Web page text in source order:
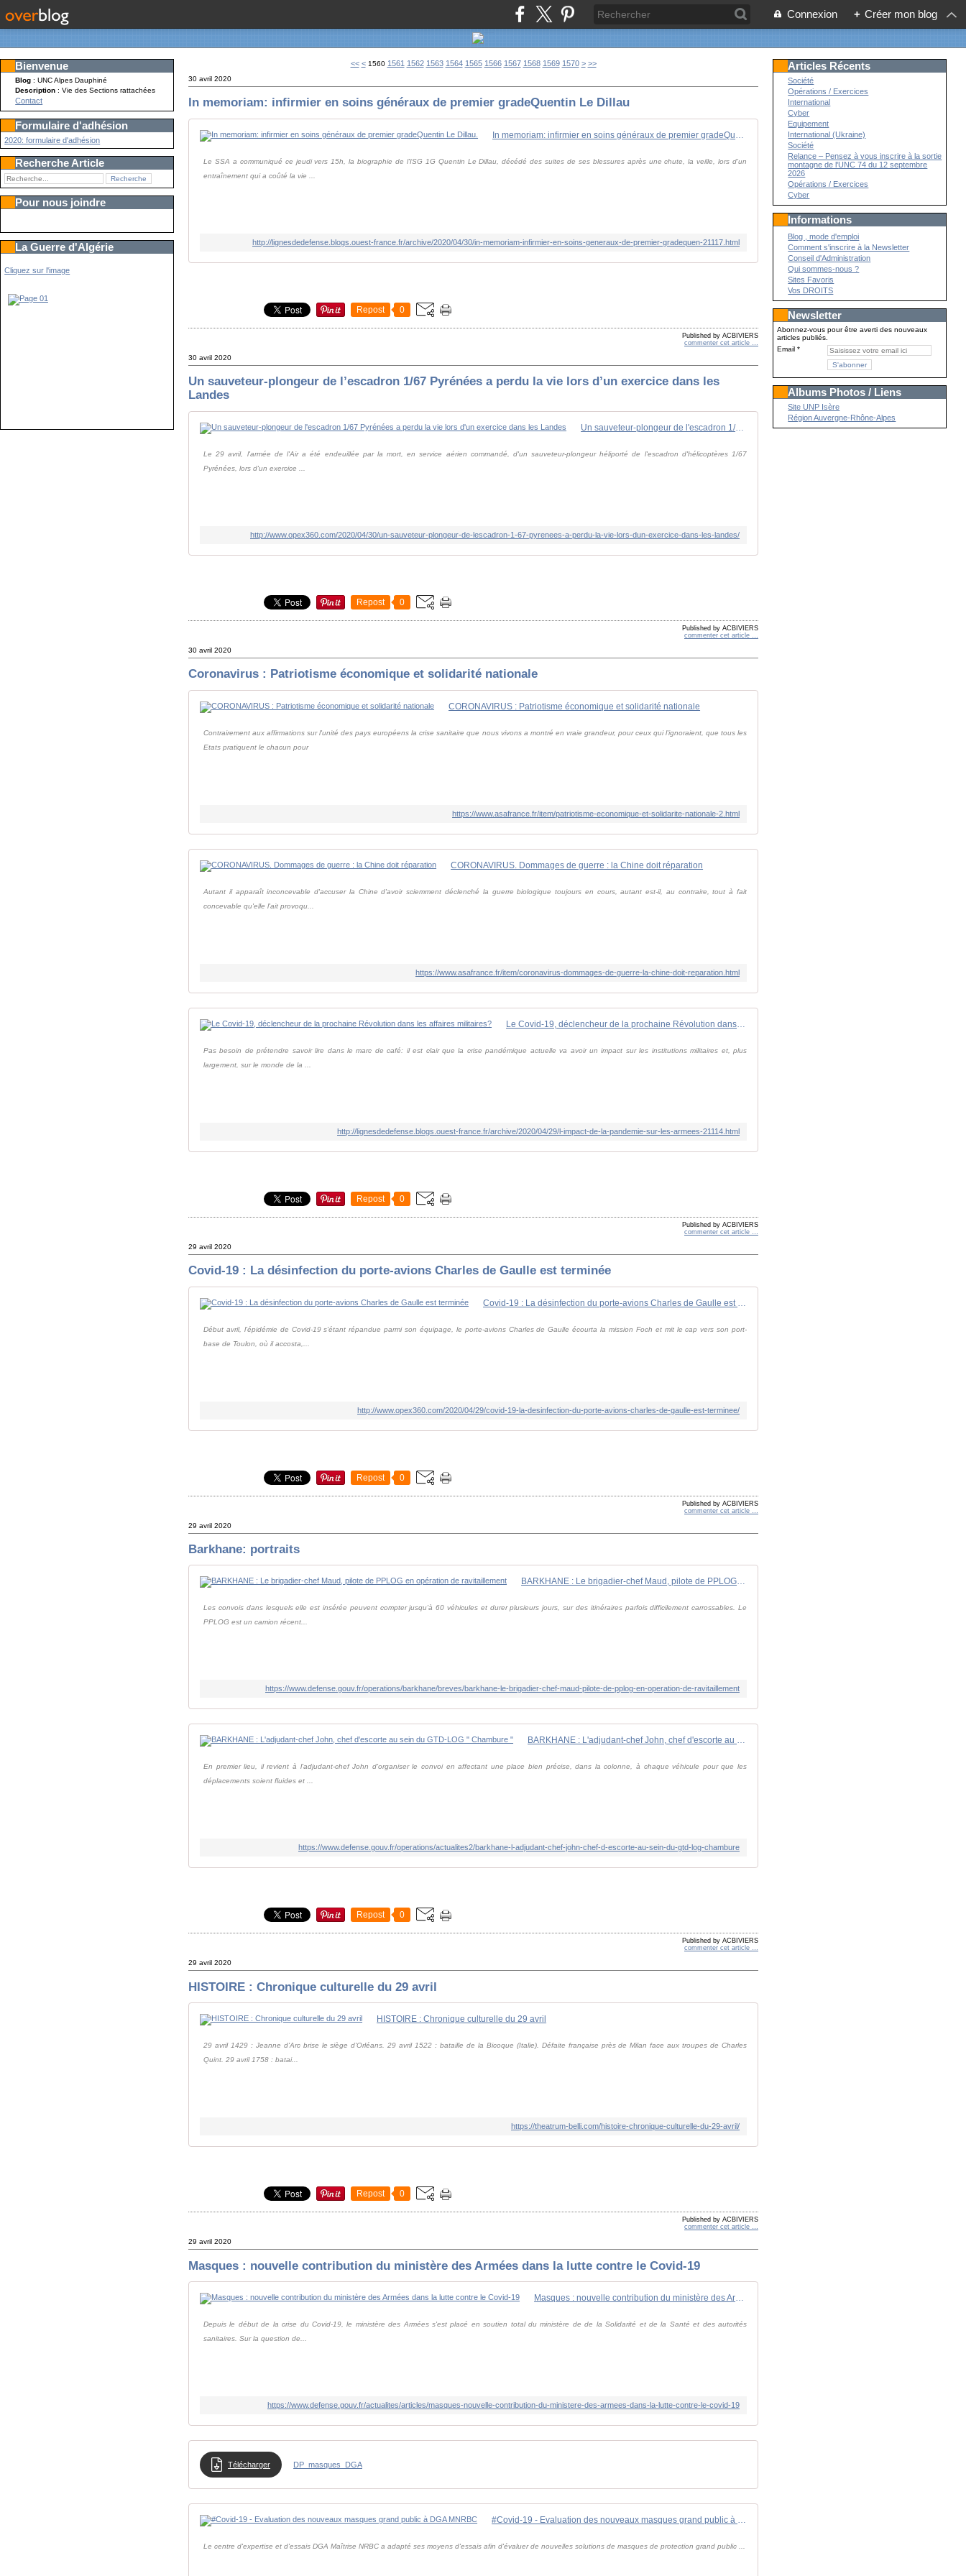
Connexion + Créer mon blog
Bienvenue
Blog : UNC Alpes Dauphiné
Description: Vie des Sections rattachées
Contact
Formulaire d'adhésion
2020: formulaire d'adhésion
Recherche Article
Pour nous joindre
La Guerre d'Algérie
Cliquez sur l'image
<< < 1500
1510
1520
1530
1540
1550
1560 1561 1562 1563 1564 1565 1566 1567 1568 1569 1570 1580
1590
1600
1700
1800
1900
2000
2100
> >>
30 avril 2020
In memoriam: infirmier en soins généraux de premier gradeQuentin Le Dillau
In memoriam: infirmier en soins généraux de premier gradeQuentin Le Dillau.
Le SSA a communiqué ce jeudi vers 15h, la biographie de l'ISG 1G Quentin Le Dillau, décédé des suites de ses blessures après une chute, la veille, lors d'un
entraînement qui a coûté la vie ...
http://lignesdedefense.blogs.ouest-france.fr/archive/2020/04/30/in-memoriam-infirmier-en-soins-generaux-de-premier-gradequen-21117.html
Repost 0
Published by ACBIVIERS
commenter cet article
30 avril 2020
Un sauveteur-plongeur de l’escadron 1/67 Pyrénées a perdu la vie lors d’un exercice dans les
Landes
Un sauveteur-plongeur de l'escadron 1/67 Pyrénées a perdu la vie lors d'un exercice dans les Landes
Le 29 avril, l'armée de l'Air a été endeuillée par la mort, en service aérien commandé, d'un sauveteur-plongeur héliporté de l'escadron d'hélicoptères 1/67
Pyrénées, lors d'un exercice ...
http://www.opex360.com/2020/04/30/un-sauveteur-plongeur-de-lescadron-1-67-pyrenees-a-perdu-la-vie-lors-dun-exercice-dans-les-landes/
Repost 0
Published by ACBIVIERS
commenter cet article
30 avril 2020
Coronavirus : Patriotisme économique et solidarité nationale
CORONAVIRUS : Patriotisme économique et solidarité nationale
Contrairement aux affirmations sur l'unité des pays européens la crise sanitaire que nous vivons a montré en vraie grandeur, pour ceux qui l'ignoraient, que tous les
Etats pratiquent le chacun pour
https://www.asafrance.fr/item/patriotisme-economique-et-solidarite-nationale-2.html
CORONAVIRUS. Dommages de guerre : la Chine doit réparation
Autant il apparaît inconcevable d'accuser la Chine d'avoir sciemment déclenché la guerre biologique toujours en cours, autant est-il, au contraire, tout à fait
concevable qu'elle l'ait provoqu...
https://www.asafrance.fr/item/coronavirus-dommages-de-guerre-la-chine-doit-reparation.html
Pas besoin de prétendre savoir lire dans le marc de café: il est clair que la crise pandémique actuelle va avoir un impact sur les institutions militaires et, plus
largement, sur le monde de la ...
http://lignesdedefense.blogs.ouest-france.fr/archive/2020/04/29/l-impact-de-la-pandemie-sur-les-armees-21114.html
Repost 0
Published by ACBIVIERS
commenter cet article
29 avril 2020
Covid-19 : La désinfection du porte-avions Charles de Gaulle est terminée
Début avril, l'épidémie de Covid-19 s'étant répandue parmi son équipage, le porte-avions Charles de Gaulle écourta la mission Foch et mit le cap vers son port-
base de Toulon, où il accosta,...
http://www.opex360.com/2020/04/29/covid-19-la-desinfection-du-porte-avions-charles-de-gaulle-est-terminee/
Repost 0
Published by ACBIVIERS
commenter cet article
29 avril 2020
Barkhane: portraits
BARKHANE : Le brigadier-chef Maud, pilote de PPLOG en opération de ravitaillement
Les convois dans lesquels elle est insérée peuvent compter jusqu'à 60 véhicules et durer plusieurs jours, sur des itinéraires parfois difficilement carrossables. Le
PPLOG est un camion récent...
https://www.defense.gouv.fr/operations/barkhane/breves/barkhane-le-brigadier-chef-maud-pilote-de-pplog-en-operation-de-ravitaillement
BARKHANE : L'adjudant-chef John, chef d'escorte au sein du GTD-LOG " Chambure "
En premier lieu, il revient à l'adjudant-chef John d'organiser le convoi en affectant une place bien précise, dans la colonne, à chaque véhicule pour que les
déplacements soient fluides et ...
https://www.defense.gouv.fr/operations/actualites2/barkhane-l-adjudant-chef-john-chef-d-escorte-au-sein-du-gtd-log-chambure
Repost 0
Published by ACBIVIERS
commenter cet article …
29 avril 2020
HISTOIRE : Chronique culturelle du 29 avril
HISTOIRE : Chronique culturelle du 29 avril
29 avril 1429 : Jeanne d'Arc brise le siège d'Orléans. 29 avril 1522 : bataille de la Bicoque (Italie). Défaite française près de Milan face aux troupes de Charles
Quint. 29 avril 1758 : batai...
https://theatrum-belli.com/histoire-chronique-culturelle-du-29-avril/
Repost 0
Published by ACBIVIERS
commenter cet article …
29 avril 2020
Masques : nouvelle contribution du ministère des Armées dans la lutte contre le Covid-19
Masques : nouvelle contribution du ministère des Armées dans la lutte contre le Covid-19
Depuis le début de la crise du Covid-19, le ministère des Armées s'est placé en soutien total du ministère de de la Solidarité et de la Santé et des autorités
sanitaires. Sur la question de...
https://www.defense.gouv.fr/actualites/articles/masques-nouvelle-contribution-du-ministere-des-armees-dans-la-lutte-contre-le-covid-19
Télécharger DP_masques_DGA
#Covid-19 - Evaluation des nouveaux masques grand public à DGA MNRBC
Le centre d'expertise et d'essais DGA Maîtrise NRBC a adapté ses moyens d'essais afin d'évaluer de nouvelles solutions de masques de protection grand public ...
Articles Récents
Société
Opérations / Exercices
International
Cyber
Equipement
International (Ukraine)
Société
Relance – Pensez à vous inscrire à la sortie
montagne de l'UNC 74 du 12 septembre
2026
Opérations / Exercices
Cyber
Informations
Blog , mode d'emploi
Comment s'inscrire à la Newsletter
Conseil d'Administration
Qui sommes-nous ?
Sites Favoris
Vos DROITS
Newsletter
Abonnez-vous pour être averti des nouveaux
articles publiés.
Email
Albums Photos / Liens
Site UNP Isère
Région Auvergne-Rhône-Alpes